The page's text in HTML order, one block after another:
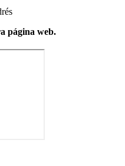
página web.